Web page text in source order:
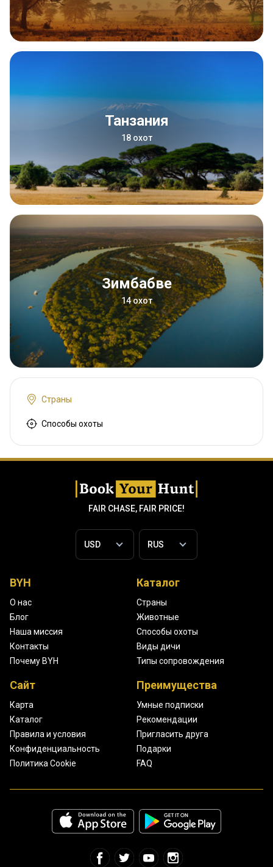
Танзания
18 охот
Зимбабве
14 охот
Страны
Способы охоты
FAIR CHASE, FAIR PRICE!
BYH
О нас
Блог
Наша миссия
Контакты
Почему BYH
Каталог
Страны
Животные
Способы охоты
Виды дичи
Типы сопровождения
Сайт
Карта
Каталог
Правила и условия
Конфиденциальность
Политика Cookie
Преимущества
Умные подписки
Рекомендации
Пригласить друга
Подарки
FAQ